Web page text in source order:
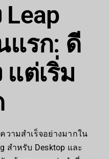
แรก: ดี
ต่เริ่ม
วามสำเร็จอย่างมากใน
สำหรับ Desktop และ